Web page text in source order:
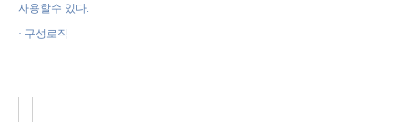
사용할수 있다.
· 구성로직